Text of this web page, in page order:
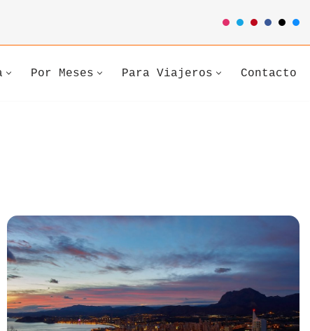
Por Meses Para Viajeros Contacto